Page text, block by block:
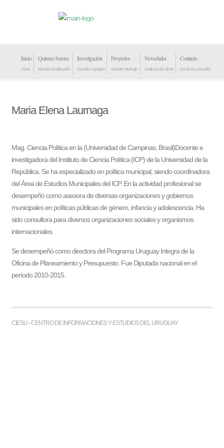
Inicio
ciesu
Quienes Somos
nuestra institución
Investigación
nuestro equipo
Proyectos
nuestro trabajo
Novedades
noticias de ciesu
Contacto
envía tu consulta
Maria Elena Laurnaga
Mag. Ciencia Política en la (Universidad de Campinas, Brasil)Docente e
investigadora del Instituto de Ciencia Política (ICP) de la Universidad de la
República. Se ha especializado en política municipal, siendo coordinadora
del Área de Estudios Municipales del ICP. En la actividad profesional se
desempeñó como asesora de diversas organizaciones y gobiernos
municipales en políticas públicas de género, infancia y adolescencia. Ha
sido consultora para diversos organizaciones sociales y organismos
internacionales.
Se desempeñó como directora del Programa Uruguay Integra de la
Oficina de Planeamiento y Presupuesto. Fue Diputada nacional en el
período 2010-2015.
CIESU - CENTRO DE INFORMACIONES Y ESTUDIOS DEL URUGUAY